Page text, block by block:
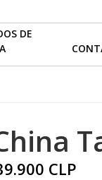
DE
CLP